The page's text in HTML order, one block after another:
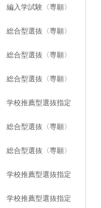
入学試験〈専願〉
合型選抜〈専願〉
合型選抜〈専願〉
合型選抜〈専願〉
学校推薦型選抜指定
合型選抜〈専願〉
合型選抜〈専願〉
学校推薦型選抜指定
学校推薦型選抜指定